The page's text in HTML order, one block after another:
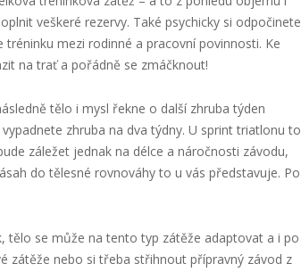
veškeré rezervy. Také psychicky si odpočinete
mezi rodinné a pracovní povinnosti. Ke
na trať a pořádně se zmáčknout!
tělo i mysl řekne o další zhruba týden
zhruba na dva týdny. U sprint triatlonu to
záležet jednak na délce a náročnosti závodu,
do tělesné rovnováhy to u vás představuje. Po
tělo se může na tento typ zátěže adaptovat a i po
zátěže nebo si třeba střihnout přípravný závod z